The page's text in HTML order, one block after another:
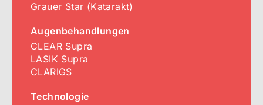
Grauer Star (Katarakt)
Augenbehandlungen
CLEAR Supra
LASIK Supra
CLARIGS
Technologie